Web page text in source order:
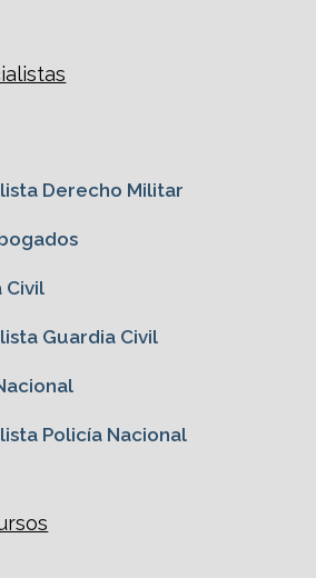
Derecho Militar
Civil
Guardia Civil
Policía Nacional